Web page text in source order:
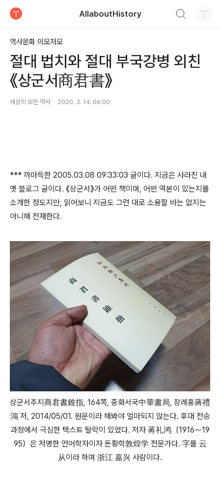
AllaboutHistory
역사문화 이모저모
절대 법치와 절대 부국강병 외친
《상군서商君書》
세상의 모든 역사 2020. 3. 14. 06:00
*** 까마득한 2005.03.08 09:33:03 글이다. 지금은 사라진 내
옛 블로그 글이다. 《상군서》가 어떤 책이며, 어떤 역본이 있는지를
소개한 정도지만, 읽어보니 지금도 그런 대로 소용할 바는 없지는
아니해 전재한다.
상군서추지商君書錐指, 164쪽, 중화서국中華書局, 장례홍蔣禮
鴻 저, 2014/05/01. 원문이라 해봐야 얼마되지 않는다. 후대 전승
과정에서 극심한 텍스트 탈락이 있었다. 저자 蒋礼鸿（1916～19
95）은 저명한 언어학자이자 돈황학敦煌学 전문가다. 字를 云
从이라 하며 浙江 嘉兴 사람이다.